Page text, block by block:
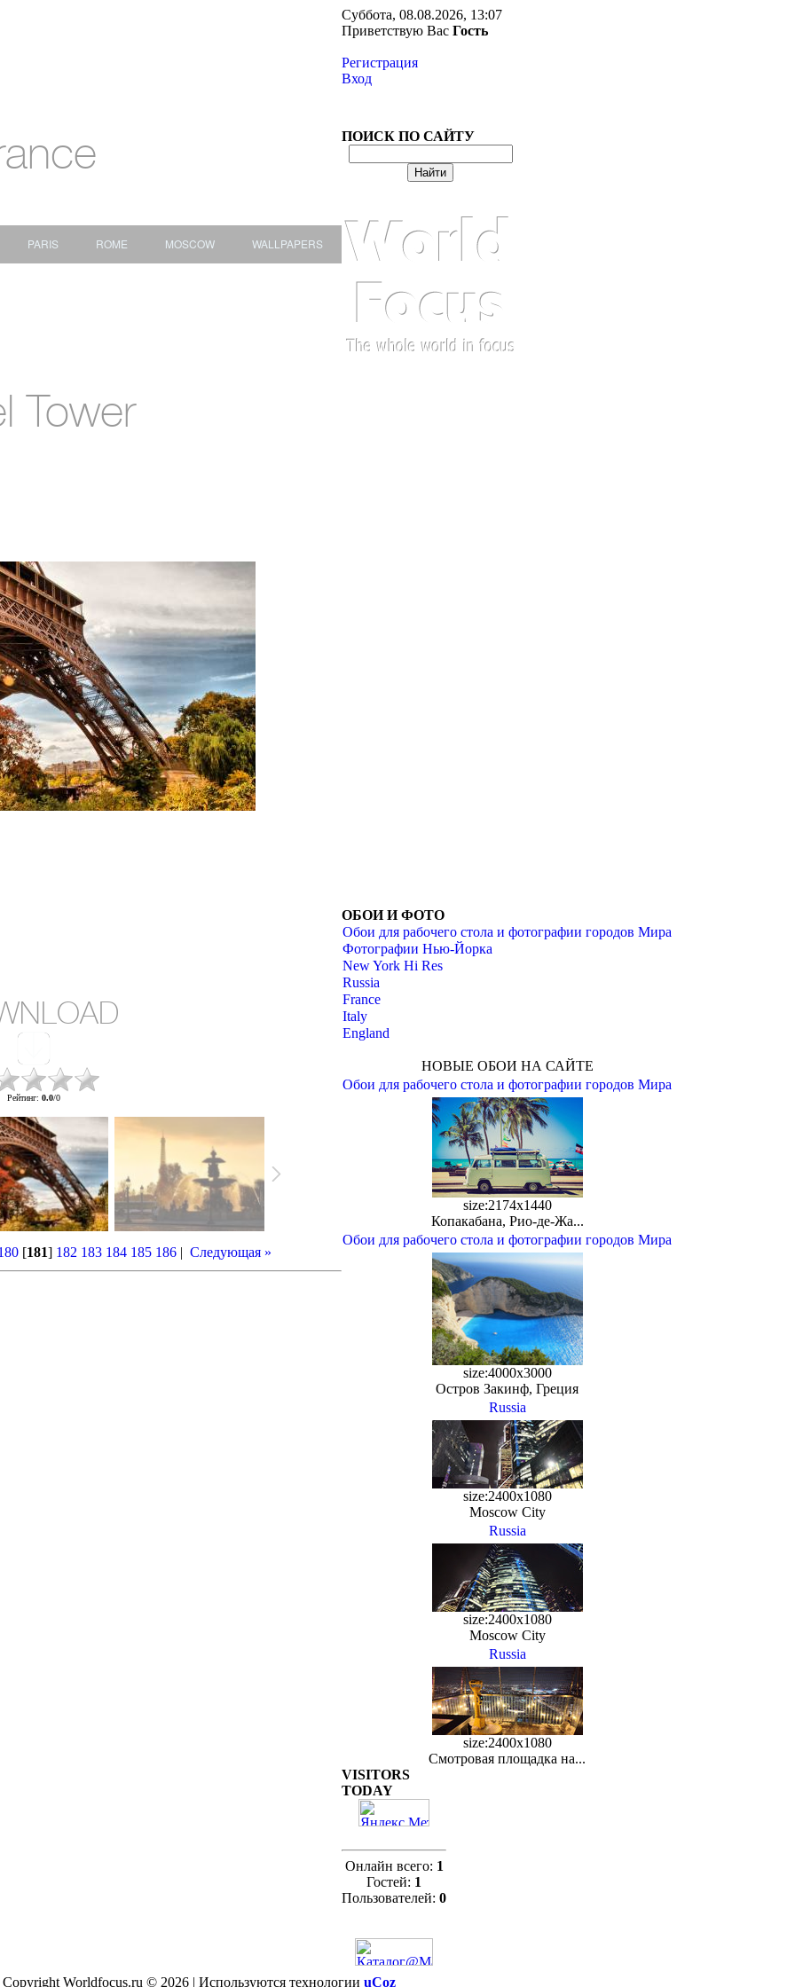
Суббота, 08.08.2026, 13:07
Приветствую Вас Гость
Регистрация
Вход
PARIS ROME MOSCOW WALLPAPERS
Tower
Рейтинг: 0.0/0
[181] 182 183 184 185 186| Следующая »
ПОИСК ПО САЙТУ
ОБОИ И ФОТО
Обои для рабочего стола и фотографии городов Мира
Фотографии Нью-Йорка
New York Hi Res
Russia
France
Italy
England
НОВЫЕ ОБОИ НА САЙТЕ
Обои для рабочего стола и фотографии городов Мира
size:2174x1440
Копакабана, Рио-де-Жа...
Обои для рабочего стола и фотографии городов Мира
size:4000x3000
Остров Закинф, Греция
Russia
size:2400x1080
Moscow City
Russia
size:2400x1080
Moscow City
Russia
size:2400x1080
Смотровая площадка на...
VISITORS
TODAY
Онлайн всего: 1
Гостей: 1
Пользователей: 0
Copyright Worldfocus.ru © 2026| Используются технологии uCoz